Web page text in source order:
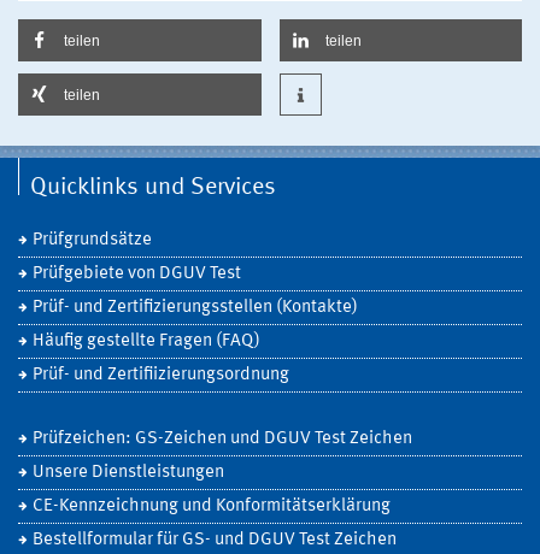
teilen teilen
teilen
Quicklinks und Services
Prüfgrundsätze
Prüfgebiete von DGUV Test
Prüf- und Zertifizierungsstellen (Kontakte)
Häufig gestellte Fragen (FAQ)
Prüf- und Zertifiizierungsordnung
Prüfzeichen: GS-Zeichen und DGUV Test Zeichen
Unsere Dienstleistungen
CE-Kennzeichnung und Konformitätserklärung
Bestellformular für GS- und DGUV Test Zeichen